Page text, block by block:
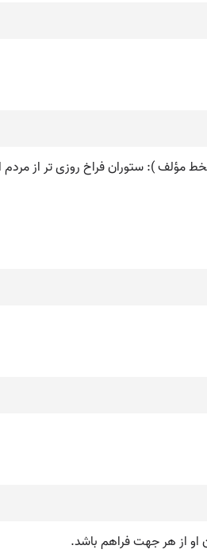
): ستوران فراخ روزی تر از مردم
او از هر جهت فراهم باشد.